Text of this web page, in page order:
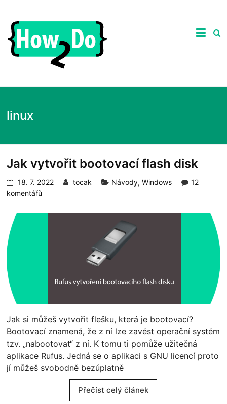
content
Praktické
tipy
zajímavých
produktů
na
ně.
linux
Jak vytvořit bootovací flash disk
18. 7. 2022 tocak Návody,Windows
12
komentářů
Jak si můžeš vytvořit flešku, která je bootovací?
Bootovací znamená, že z ní lze zavést operační systém
tzv. „nabootovat“ z ní. K tomu ti pomůže užitečná
aplikace Rufus. Jedná se o aplikaci s GNU licencí proto
jí můžeš svobodně bezúplatně
Přečíst celý článek